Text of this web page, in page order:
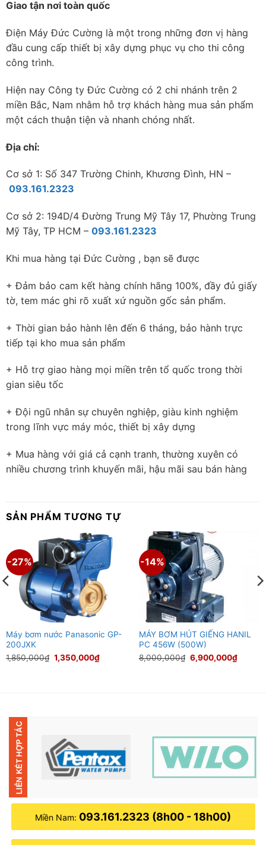
Giao tận nơi toàn quốc
Điện Máy Đức Cường là một trong những đơn vị hàng
đầu cung cấp thiết bị xây dựng phục vụ cho thi công
công trình.
Hiện nay Công ty Đức Cường có 2 chi nhánh trên 2
miền Bắc, Nam nhằm hỗ trợ khách hàng mua sản phẩm
một cách thuận tiện và nhanh chóng nhất.
Địa chỉ:
Cơ sở 1: Số 347 Trường Chinh, Khương Đình, HN –
093.161.2323
Cơ sở 2: 194D/4 Đường Trung Mỹ Tây 17, Phường Trung
Mỹ Tây, TP HCM – 093.161.2323
Khi mua hàng tại Đức Cường , bạn sẽ được
+ Đảm bảo cam kết hàng chính hãng 100%, đầy đủ giấy
tờ, tem mác ghi rõ xuất xứ nguồn gốc sản phẩm.
+ Thời gian bảo hành lên đến 6 tháng, bảo hành trực
tiếp tại kho mua sản phẩm
+ Hỗ trợ giao hàng mọi miền trên tổ quốc trong thời
gian siêu tốc
+ Đội ngũ nhân sự chuyên nghiệp, giàu kinh nghiệm
trong lĩnh vực máy móc, thiết bị xây dựng
+ Mua hàng với giá cả cạnh tranh, thường xuyên có
nhiều chương trình khuyến mãi, hậu mãi sau bán hàng
SẢN PHẨM TƯƠNG TỰ
-27%
Máy bơm nước Panasonic GP-
200JXK
1,850,000₫ Giá
gốc
1,350,000₫Giá
hiện
-14%
MÁY BƠM HÚT GIẾNG HANIL
PC 456W (500W)
8,000,000₫ Giá
gốc
6,900,000₫Giá
hiện
Miền Nam: 093.161.2323 (8h00 - 18h00)